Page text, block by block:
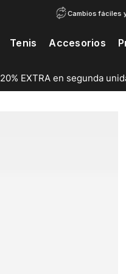
Cambios fáciles
Tenis Accesorios
20% EXTRA en segunda